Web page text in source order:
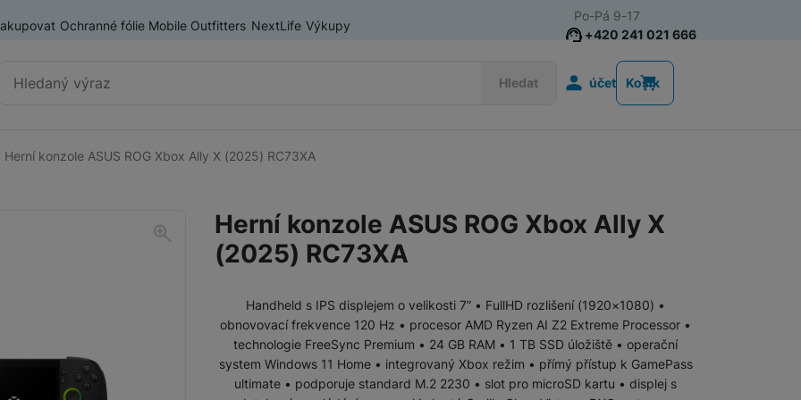
Ochranné fólie Mobile Outfitters NextLife Výkupy
Vyhledávání Hledat
Herní konzole
Nintendo Switch
Herní příslušenství
Herní monitory
+420 241 021 666
Po-Pá 9-17
Uživatelská
účet Košík
Herní konzole ASUS ROG Xbox Ally X (2025) RC73XA
Herní konzole ASUS ROG Xbox Ally X
(2025) RC73XA
Handheld s IPS displejem o velikosti 7” • FullHD rozlišení (1920×1080) •
obnovovací frekvence 120 Hz • procesor AMD Ryzen AI Z2 Extreme Processor •
technologie FreeSync Premium • 24 GB RAM • 1 TB SSD úložiště • operační
system Windows 11 Home • integrovaný Xbox režim • přímý přístup k GamePass
ultimate • podporuje standard M.2 2230 • slot pro microSD kartu • displej s